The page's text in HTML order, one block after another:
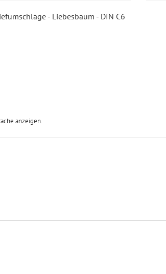
- Liebesbaum - DIN C6
anzeigen.